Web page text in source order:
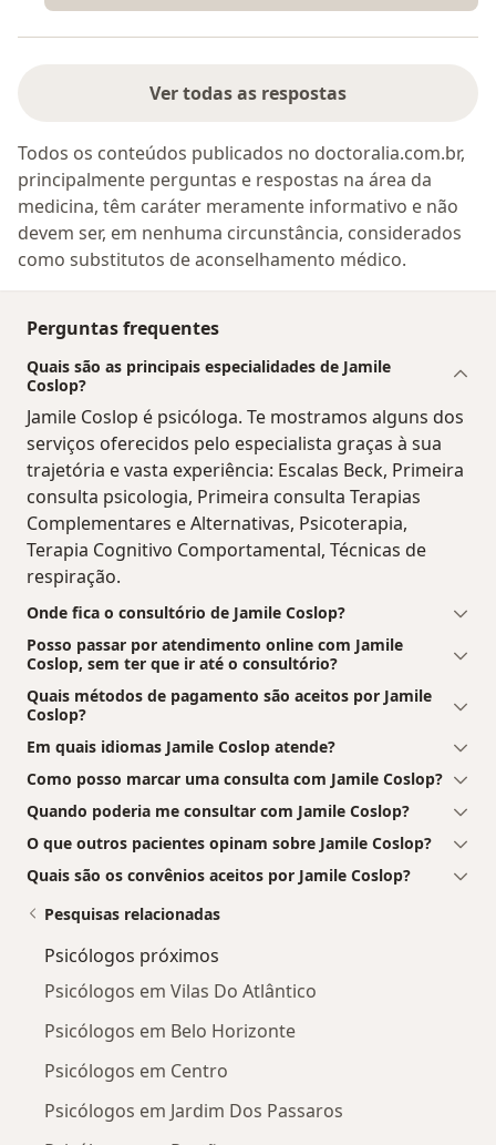
Ver todas as respostas
Todos os conteúdos publicados no doctoralia.com.br,
principalmente perguntas e respostas na área da
medicina, têm caráter meramente informativo e não
devem ser, em nenhuma circunstância, considerados
como substitutos de aconselhamento médico.
Perguntas frequentes
Quais são as principais especialidades de Jamile
Coslop?
Jamile Coslop é psicóloga. Te mostramos alguns dos
serviços oferecidos pelo especialista graças à sua
trajetória e vasta experiência: Escalas Beck, Primeira
consulta psicologia, Primeira consulta Terapias
Complementares e Alternativas, Psicoterapia,
Terapia Cognitivo Comportamental, Técnicas de
respiração.
Onde fica o consultório de Jamile Coslop?
Posso passar por atendimento online com Jamile
Coslop, sem ter que ir até o consultório?
Quais métodos de pagamento são aceitos por Jamile
Coslop?
Em quais idiomas Jamile Coslop atende?
Como posso marcar uma consulta com Jamile Coslop?
Quando poderia me consultar com Jamile Coslop?
O que outros pacientes opinam sobre Jamile Coslop?
Quais são os convênios aceitos por Jamile Coslop?
Pesquisas relacionadas
Psicólogos próximos
Psicólogos em Vilas Do Atlântico
Psicólogos em Belo Horizonte
Psicólogos em Centro
Psicólogos em Jardim Dos Passaros